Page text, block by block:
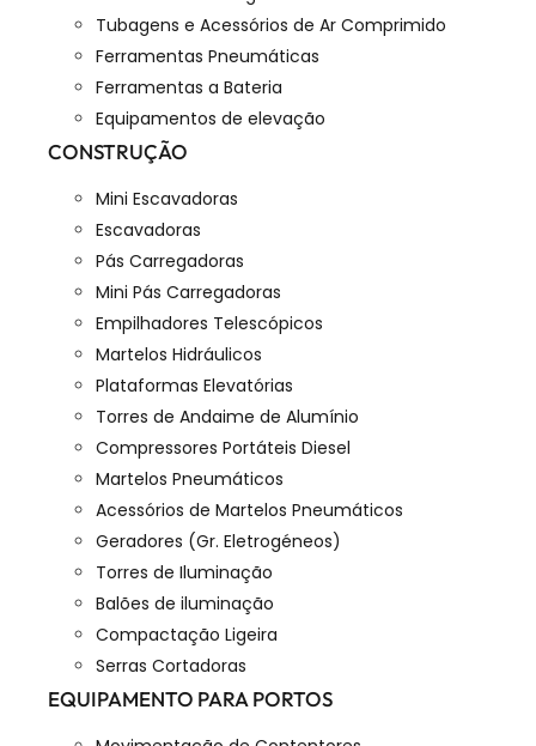
Tubagens e Acessórios de Ar Comprimido
Ferramentas Pneumáticas
Ferramentas a Bateria
Equipamentos de elevação
CONSTRUÇÃO
Mini Escavadoras
Escavadoras
Pás Carregadoras
Mini Pás Carregadoras
Empilhadores Telescópicos
Martelos Hidráulicos
Plataformas Elevatórias
Torres de Andaime de Alumínio
Compressores Portáteis Diesel
Martelos Pneumáticos
Acessórios de Martelos Pneumáticos
Geradores (Gr. Eletrogéneos)
Torres de Iluminação
Balões de iluminação
Compactação Ligeira
Serras Cortadoras
EQUIPAMENTO PARA PORTOS